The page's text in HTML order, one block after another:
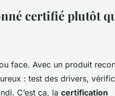
certifié plutôt
face. Avec un produit
: test des drivers,
C’est ça, la certification